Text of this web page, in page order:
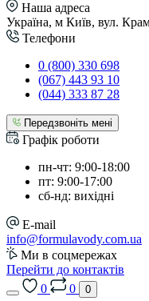
Наша адреса
Україна, м Київ, вул.
Телефони
0 (800) 330 698
(067) 443 93 10
(044) 333 87 28
Передзвоніть мені
Графік роботи
пн-чт: 9:00-18:00
пт: 9:00-17:00
сб-нд: вихідні
E-mail
info@formulavody.com.ua
Ми в соцмережах
Перейти до контактів
0
0 0